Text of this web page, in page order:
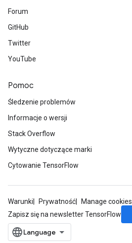
Forum
GitHub
Twitter
YouTube
Pomoc
Śledzenie problemów
Informacje o wersji
Stack Overflow
Wytyczne dotyczące marki
Cytowanie TensorFlow
Warunki Prywatność
Manage cookies
Zapisz się na newsletter TensorFlow